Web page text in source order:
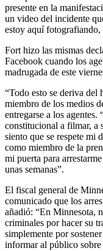
presente en la
un video del incidente
estoy aquí
Fort hizo las mismas
Facebook cuando los
madrugada de este
“Todo esto se deriva del
miembro de los medios
entregarse a los agentes.
constitucional a filmar, a
siento que se respete mi
como miembro de la
mi puerta para
unas semanas”.
El fiscal general de
comunicado que los
añadió: “En Minnesota,
criminales por hacer su
simplemente por
informar al público sobre